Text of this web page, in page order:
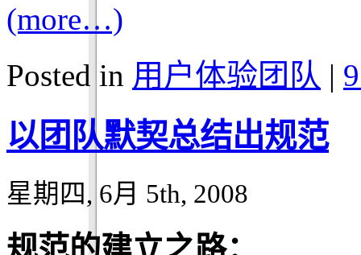
(more…)
Posted in 用户体验团队 |
以团队默契总结出规范
星期四, 6月 5th, 2008